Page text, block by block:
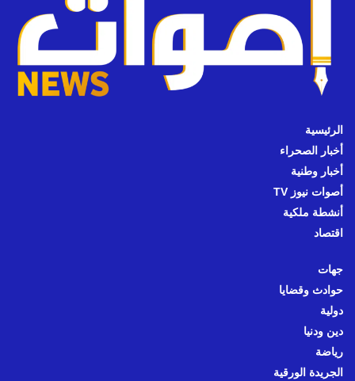
الرئيسية
أخبار الصحراء
أخبار وطنية
أصوات نيوز TV
أنشطة ملكية
اقتصاد
جهات
حوادث وقضايا
دولية
دين ودنيا
رياضة
الجريدة الورقية